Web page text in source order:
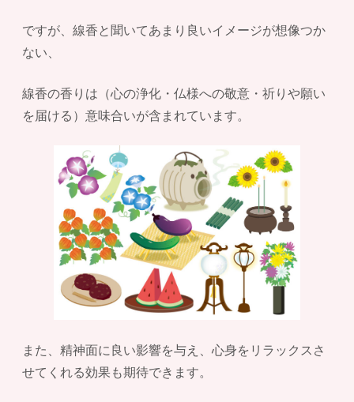
ですが、線香と聞いてあまり良いイメージが想像つか
ない、
線香の香りは（心の浄化・仏様への敬意・祈りや願い
を届ける）意味合いが含まれています。
また、精神面に良い影響を与え、心身をリラックスさ
せてくれる効果も期待できます。